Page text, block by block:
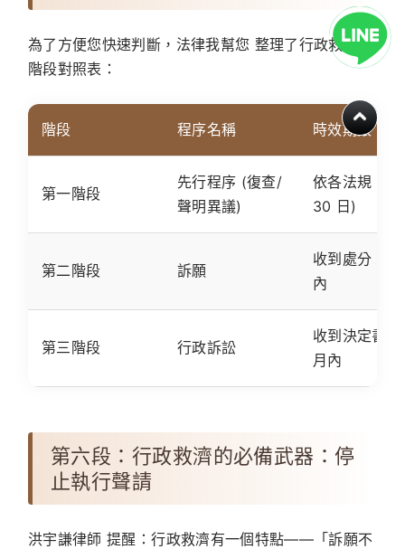
為了方便您快速判斷， 法律我幫您 整理了行政救濟三
階段對照表：
階段 程序名稱 時效期限
第一階段
先行程序 (復查/
聲明異議)
依各法規 (通
30 日)
第二階段 訴願
收到處分
內
第三階段 行政訴訟
收到決定書
月內
第六段：行政救濟的必備武器：停
止執行聲請
洪宇謙律師 提醒：行政救濟有一個特點—— 「訴願不